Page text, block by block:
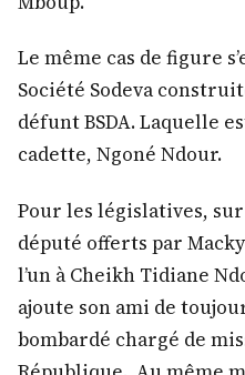
Le même cas de figure
Société Sodeva
défunt BSDA. Laquelle
cadette, Ngoné Ndour.
Pour les législatives,
député offerts par
l’un à Cheikh Tidiane
ajoute son ami de
bombardé chargé de